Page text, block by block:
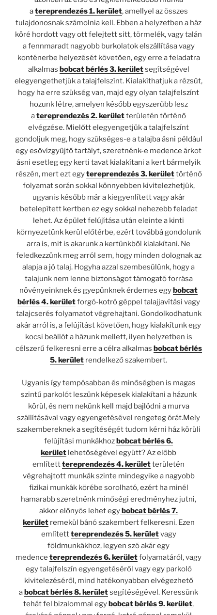
atereprendezés 1. kerület, amellyel az összes
tulajdonosnak számolnia kell. Ebben a helyzetben a ház
köré hordott vagy ott felejtett sitt, törmelék, vagy talán
a fennmaradt nagyobb burkolatok elszállítása vagy
konténerbe helyezését követően, egy erre a feladatra
alkalmas bobcat bérlés 3. kerületsegítségével
elegyengethetjük a talajfelszínt. Kialakíthatjuk a rézsűt,
hogy ha erre szükség van, majd egy olyan talajfelszínt
hozunk létre, amelyen később egyszerűbb lesz
atereprendezés 2. kerületterületén történő
elvégzése. Mielőtt elegyengetjük a talajfelszínt
gondoljuk meg, hogy szükséges-e a talajba ásni például
egy esővízgyűjtő tartályt, szeretnénk-e medence árkot
ásni esetleg egy kerti tavat kialakítani a kert bármelyik
részén, mert ezt egytereprendezés 3. kerülettörténő
folyamat során sokkal könnyebben kivitelezhetjük,
ugyanis később már a kiegyenlített vagy akár
betelepített kertben ez egy sokkal nehezebb feladat
lehet. Az épület felújítása után eleinte a kinti
környezetünk kerül előtérbe, ezért továbbá gondolunk
arra is, mit is akarunk a kertünkből kialakítani. Ne
feledkezzünk meg arról sem, hogy minden dolognak az
alapja a jó talaj. Hogyha azzal szembesülünk, hogy a
talajunk nem lenne biztonságot támogató forrása
növényeinknek és gyepünknek érdemes egybobcat
bérlés 4. kerületforgó-kotró géppel talajjavítási vagy
talajcserés folyamatot végrehajtani. Gondolkodhatunk
akár arról is, a felújítást követően, hogy kialakítunk egy
kocsi beállót a házunk mellett, ilyen helyzetben is
célszerű felkeresni erre a célra alkalmas bobcat bérlés
5. kerület rendelkező szakembert.
Ugyanis így tempósabban és minőségben is magas
szintű parkolót leszünk képesek kialakítani a házunk
körül, és nem nekünk kell majd bajlódni a murva
szállításával vagy egyengetésével rengeteg órát.Mely
szakembereknek a segítéségét tudom kérni ház körüli
felújítási munkákhozbobcat bérlés 6.
kerület lehetőségével együtt? Az előbb
említetttereprendezés 4. kerületterületén
végrehajtott munkák szinte mindegyike a nagyobb
fizikai munkák körébe sorolható, ezért ha minél
hamarabb szeretnénk minőségi eredményhez jutni,
akkor előnyös lehet egybobcat bérlés 7.
kerületremekül bánó szakembert felkeresni. Ezen
említetttereprendezés 5. kerületvagy
földmunkákhoz, legyen szó akár egy
medence tereprendezés 6. kerületfolyamatáról, vagy
egy talajfelszín egyengetéséről vagy egy parkoló
kivitelezéséről, mind hatékonyabban elvégezhető
abobcat bérlés 8. kerületsegítéségével. Keressünk
tehát fel bizalommal egybobcat bérlés 9. kerület,